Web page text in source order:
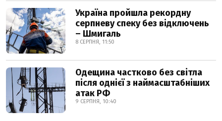
Україна пройшла рекордну
серпневу спеку без відключень
– Шмигаль
8 СЕРПНЯ, 11:50
Одещина частково без світла
після однієї з наймасштабніших
атак РФ
9 СЕРПНЯ, 10:40